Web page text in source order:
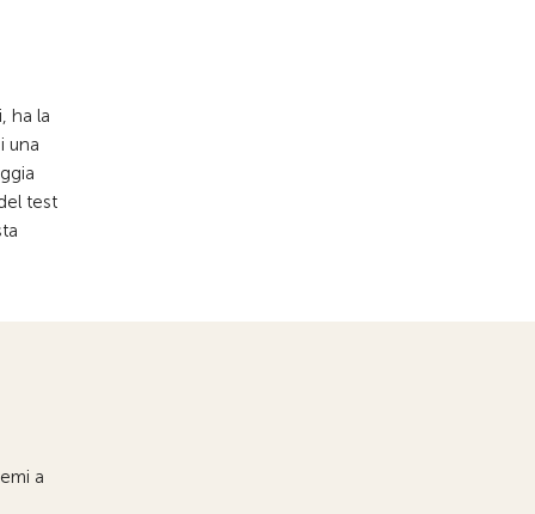
ha la
una
test
a